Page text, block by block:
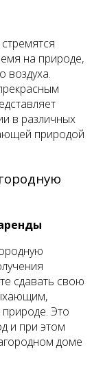
на природе,
воздуха.
в различных
природой
сдавать свою
Это
и при этом
доме